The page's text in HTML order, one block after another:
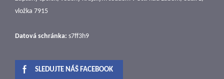
vložka 7915
Datová schránka: s7ff3h9
SLEDUJTE NÁŠ FACEBOOK